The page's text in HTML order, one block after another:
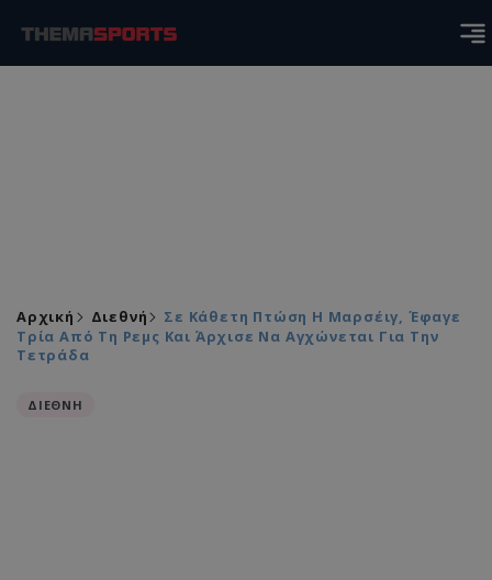
Αρχική Διεθνή
Σε Κάθετη Πτώση Η Μαρσέιγ, Έφαγε
Τρία Από Τη Ρεμς Και Άρχισε Να Αγχώνεται Για Την
Τετράδα
ΔΙΕΘΝΗ